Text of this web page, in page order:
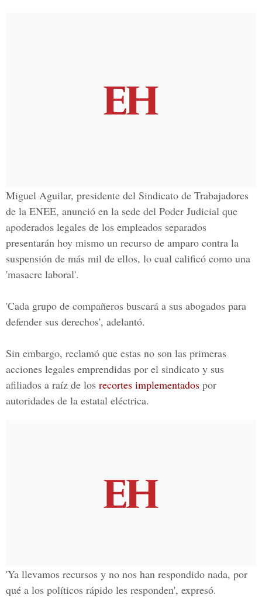
Miguel Aguilar, presidente del Sindicato de Trabajadores
de la ENEE, anunció en la sede del Poder Judicial que
apoderados legales de los empleados separados
presentarán hoy mismo un recurso de amparo contra la
suspensión de más mil de ellos, lo cual calificó como una
'masacre laboral'.
'Cada grupo de compañeros buscará a sus abogados para
defender sus derechos', adelantó.
Sin embargo, reclamó que estas no son las primeras
acciones legales emprendidas por el sindicato y sus
afiliados a raíz de los recortes implementados por
autoridades de la estatal eléctrica.
'Ya llevamos recursos y no nos han respondido nada, por
qué a los políticos rápido les responden', expresó.